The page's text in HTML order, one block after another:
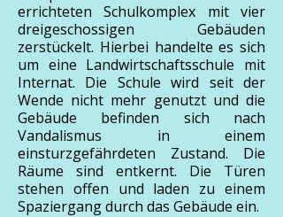
errichteten Schulkomplex mit vier
dreigeschossigen Gebäuden
zerstückelt. Hierbei handelte es sich
um eine Landwirtschaftsschule mit
Internat. Die Schule wird seit der
Wende nicht mehr genutzt und die
Gebäude befinden sich nach
Vandalismus in einem
einsturzgefährdeten Zustand. Die
Räume sind entkernt. Die Türen
stehen offen und laden zu einem
Spaziergang durch das Gebäude ein.